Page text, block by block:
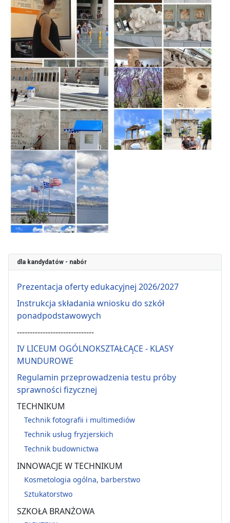
dla kandydatów - nabór
Prezentacja oferty edukacyjnej 2026/2027
Instrukcja składania wniosku do szkół
ponadpodstawowych
------------------------------
IV LICEUM OGÓLNOKSZTAŁCĄCE - KLASY
MUNDUROWE
Regulamin przeprowadzenia testu próby
sprawności fizycznej
TECHNIKUM
Technik fotografii i multimediów
Technik usług fryzjerskich
Technik budownictwa
INNOWACJE W TECHNIKUM
Kosmetologia ogólna, barberstwo
Sztukatorstwo
SZKOŁA BRANŻOWA